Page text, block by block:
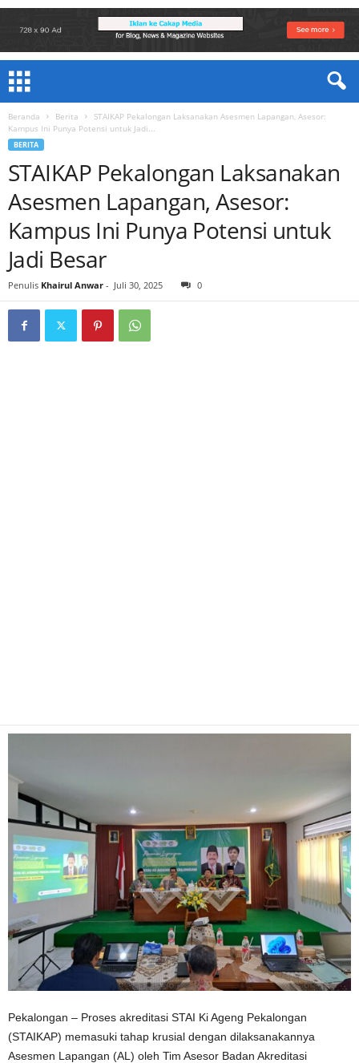
Beranda Berita
STAIKAP Pekalongan Laksanakan Asesmen Lapangan, Asesor:
Kampus Ini Punya Potensi untuk Jadi...
BERITA
STAIKAP Pekalongan Laksanakan
Asesmen Lapangan, Asesor:
Kampus Ini Punya Potensi untuk
Jadi Besar
Penulis Khairul Anwar - Juli 30, 2025 0
Pekalongan – Proses akreditasi STAI Ki Ageng Pekalongan
(STAIKAP) memasuki tahap krusial dengan dilaksanakannya
Asesmen Lapangan (AL) oleh Tim Asesor Badan Akreditasi